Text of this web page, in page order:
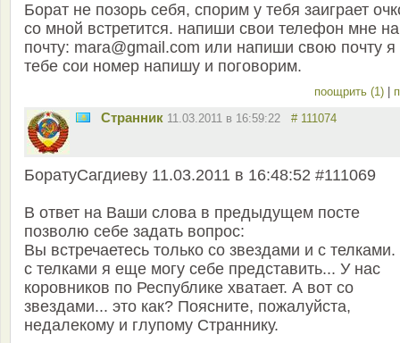
Борат не позорь себя, спорим у тебя заиграет
со мной встретится. напиши свои телефон мне на
почту: mara@gmail.com или напиши свою почту я
тебе сои номер напишу и поговорим.
поощрить (1)
Странник 11.03.2011 в 16:59:22 # 111074
БоратуСагдиеву 11.03.2011 в 16:48:52 #111069
В ответ на Ваши слова в предыдущем посте
позволю себе задать вопрос:
Вы встречаетесь только со звездами и с телками.
с телками я еще могу себе представить... У нас
коровников по Республике хватает. А вот со
звездами... это как? Поясните, пожалуйста,
недалекому и глупому Страннику.